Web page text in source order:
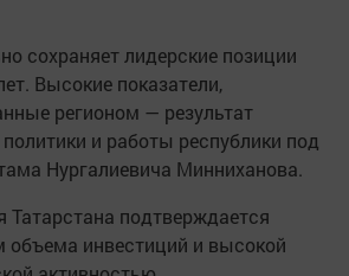
сохраняет лидерские позиции
Высокие показатели,
регионом — результат
и работы республики под
Нургалиевича Минниханова.
Татарстана подтверждается
инвестиций и высокой